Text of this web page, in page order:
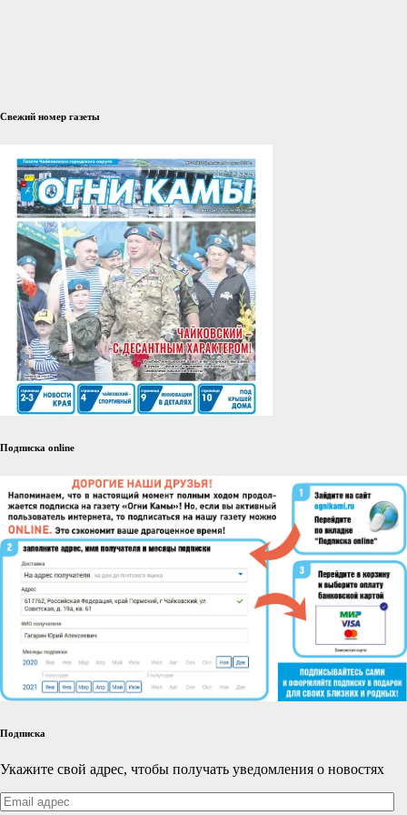
Свежий номер газеты
Подписка online
Подписка
Укажите свой адрес, чтобы получать уведомления о новостях
Email